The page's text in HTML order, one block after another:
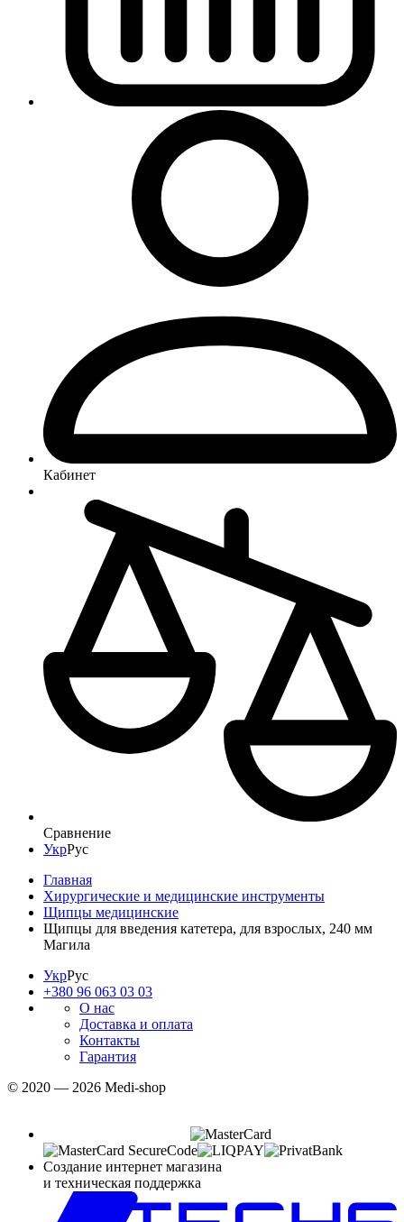
Кабинет
Сравнение
УкрРус
Главная
Хирургические и медицинские инструменты
Щипцы медицинские
Щипцы для введения катетера, для взрослых, 240 мм
Магила
УкрРус
+380 96 063 03 03
О нас
Доставка и оплата
Контакты
Гарантия
© 2020 — 2026 Medi-shop
Создание интернет магазина
и техническая поддержка